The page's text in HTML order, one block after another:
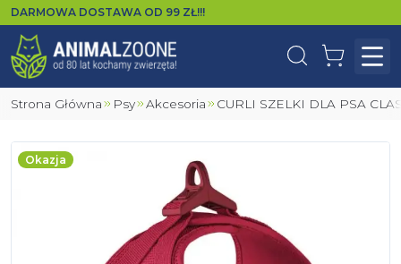
DARMOWA DOSTAWA OD 99 ZŁ!!!
WyszukajKoszyk
Strona Główna Psy Akcesoria CURLI SZELKI DLA PSA
Okazja